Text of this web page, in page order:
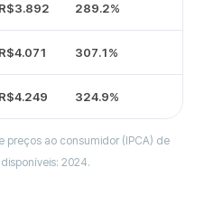
R$3.892 289.2%
R$4.071 307.1%
R$4.249 324.9%
preços ao consumidor (IPCA) de
2024.